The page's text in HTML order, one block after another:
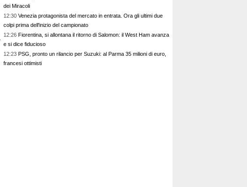
dei Miracoli
12:30 Venezia protagonista del mercato in entrata. Ora gli ultimi due
colpi prima dell'inizio del campionato
12:26 Fiorentina, si allontana il ritorno di Salomon: il West Ham avanza
e si dice fiducioso
12:23 PSG, pronto un rilancio per Suzuki: al Parma 35 milioni di euro,
francesi ottimisti